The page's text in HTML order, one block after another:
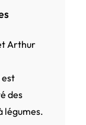
Arthur
est
des
légumes.